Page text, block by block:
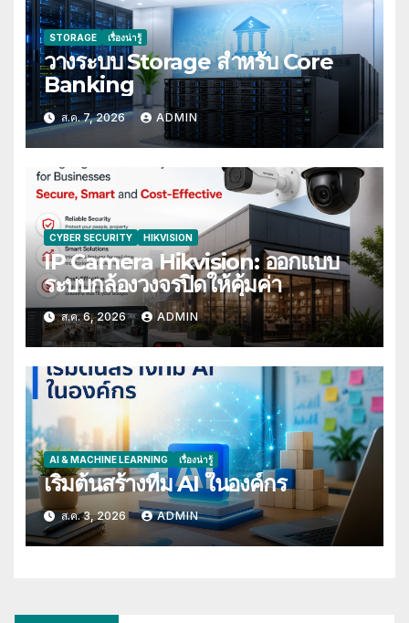
STORAGE เรื่องน่ารู้
วางระบบ Storage สำหรับ Core
Banking
ส.ค. 7, 2026 ADMIN
CYBER SECURITY HIKVISION
IP Camera Hikvision: ออกแบบ
ระบบกล้องวงจรปิดให้คุ้มค่า
ส.ค. 6, 2026 ADMIN
AI & MACHINE LEARNING เรื่องน่ารู้
เริ่มต้นสร้างทีม AI ในองค์กร
ส.ค. 3, 2026 ADMIN